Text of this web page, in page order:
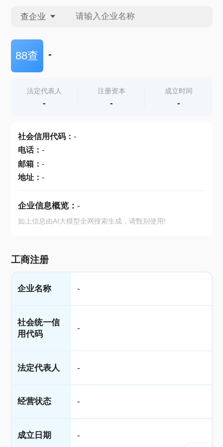
查企业
查企业
查产地
88查 -
法定代表人
-
注册资本
-
成立时间
-
社会信用代码： -
电话： -
邮箱： -
地址： -
企业信息概览： -
如上信息由AI大模型全网搜索生成，请甄别使用!
工商注册
企业名称 -
社会统一信
用代码
-
法定代表人 -
经营状态 -
成立日期 -